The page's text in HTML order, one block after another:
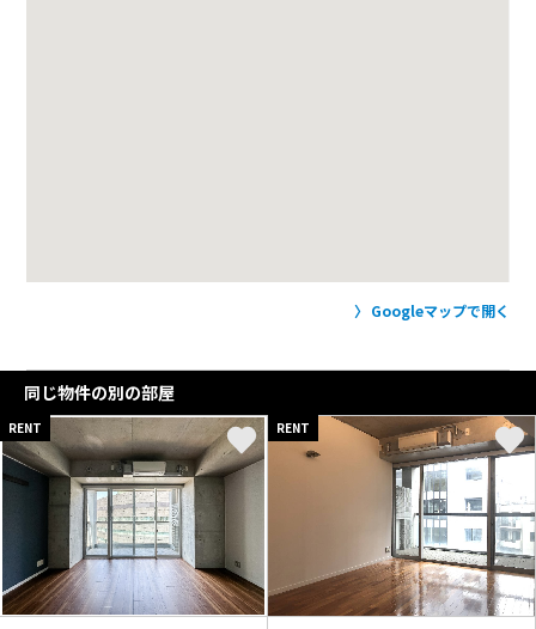
Googleマップで開く
同じ物件の別の部屋
RENT RENT